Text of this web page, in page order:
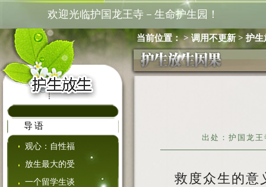
欢迎光临护国龙王寺－生命护生园！
导语
观心：自性福
放生最大的受
一个留学生谈
当前位置：>调用不更新 >护生
出处：护国龙
救度众生的意